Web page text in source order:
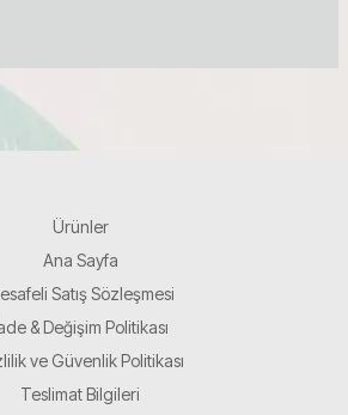
Ürünler
Ana Sayfa
Satış Sözleşmesi
& Değişim Politikası
ve Güvenlik Politikası
Teslimat Bilgileri